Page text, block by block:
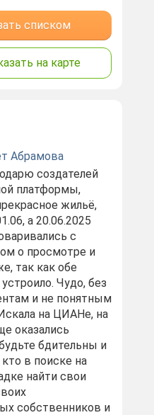
списком
на карте
Абрамова
создателей
платформы,
жильё,
а 20.06.2025
с
о просмотре и
так как обе
Чудо, без
и не понятным
на ЦИАНе, на
оказались
бдительны и
в поиске на
найти свои
собственников и